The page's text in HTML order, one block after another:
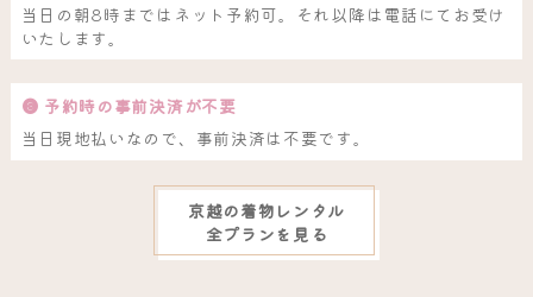
当日の朝8時まではネット予約可。それ以降は電話にてお受け
いたします。
❸ 予約時の事前決済が不要
当日現地払いなので、事前決済は不要です。
京越の着物レンタル
全プランを見る